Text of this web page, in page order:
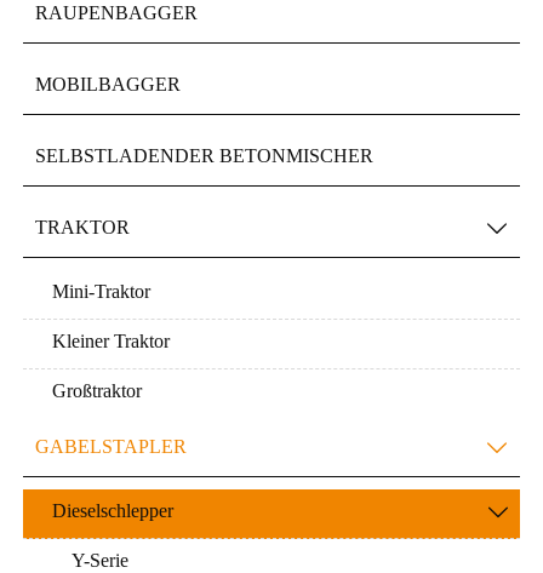
RAUPENBAGGER
MOBILBAGGER
SELBSTLADENDER BETONMISCHER
TRAKTOR 
Mini-Traktor
Kleiner Traktor
Großtraktor
GABELSTAPLER 
Dieselschlepper 
Y-Serie